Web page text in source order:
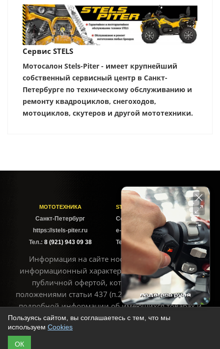
Сервис STELS
Мотосалон Stels-Piter - имеет крупнейший
собственный сервисный центр в Санкт-
Петербурге по техническому обслуживанию и
ремонту квадроциклов, снегоходов,
мотоциклов, скутеров и другой мототехники.
МОТОТЕХНИКА
Cанкт-Петербург
https://stels-piter.ru
Тел.: 8 (921) 943 09 38
STELS-PITER СОФИЙСКАЯ
Софийская ул. 6Б
e-mail: sales@stels-piter.ru
Тел.:8 (921) 943 09 38
Информация на сайте носит исключительно
информационный характер и не может считаться
публичной офертой, которая определяется
положениями статьи 437 (п.2) ГК РФ. Для получения
подробной информации об имеющихся товарах и
ценах воспользуйтесь контактами, указанными на
Пользуясь сайтом, вы соглашаетесь с тем, что мы
используем Cookies
ОК